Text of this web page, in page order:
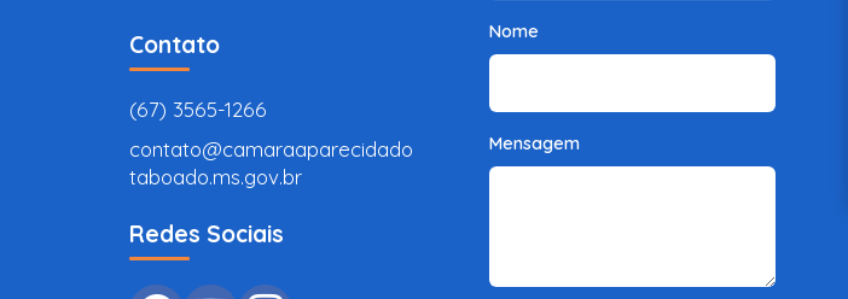
Contato
(67) 3565-1266
contato@camaraaparecidado
taboado.ms.gov.br
Redes Sociais
Nome
Mensagem